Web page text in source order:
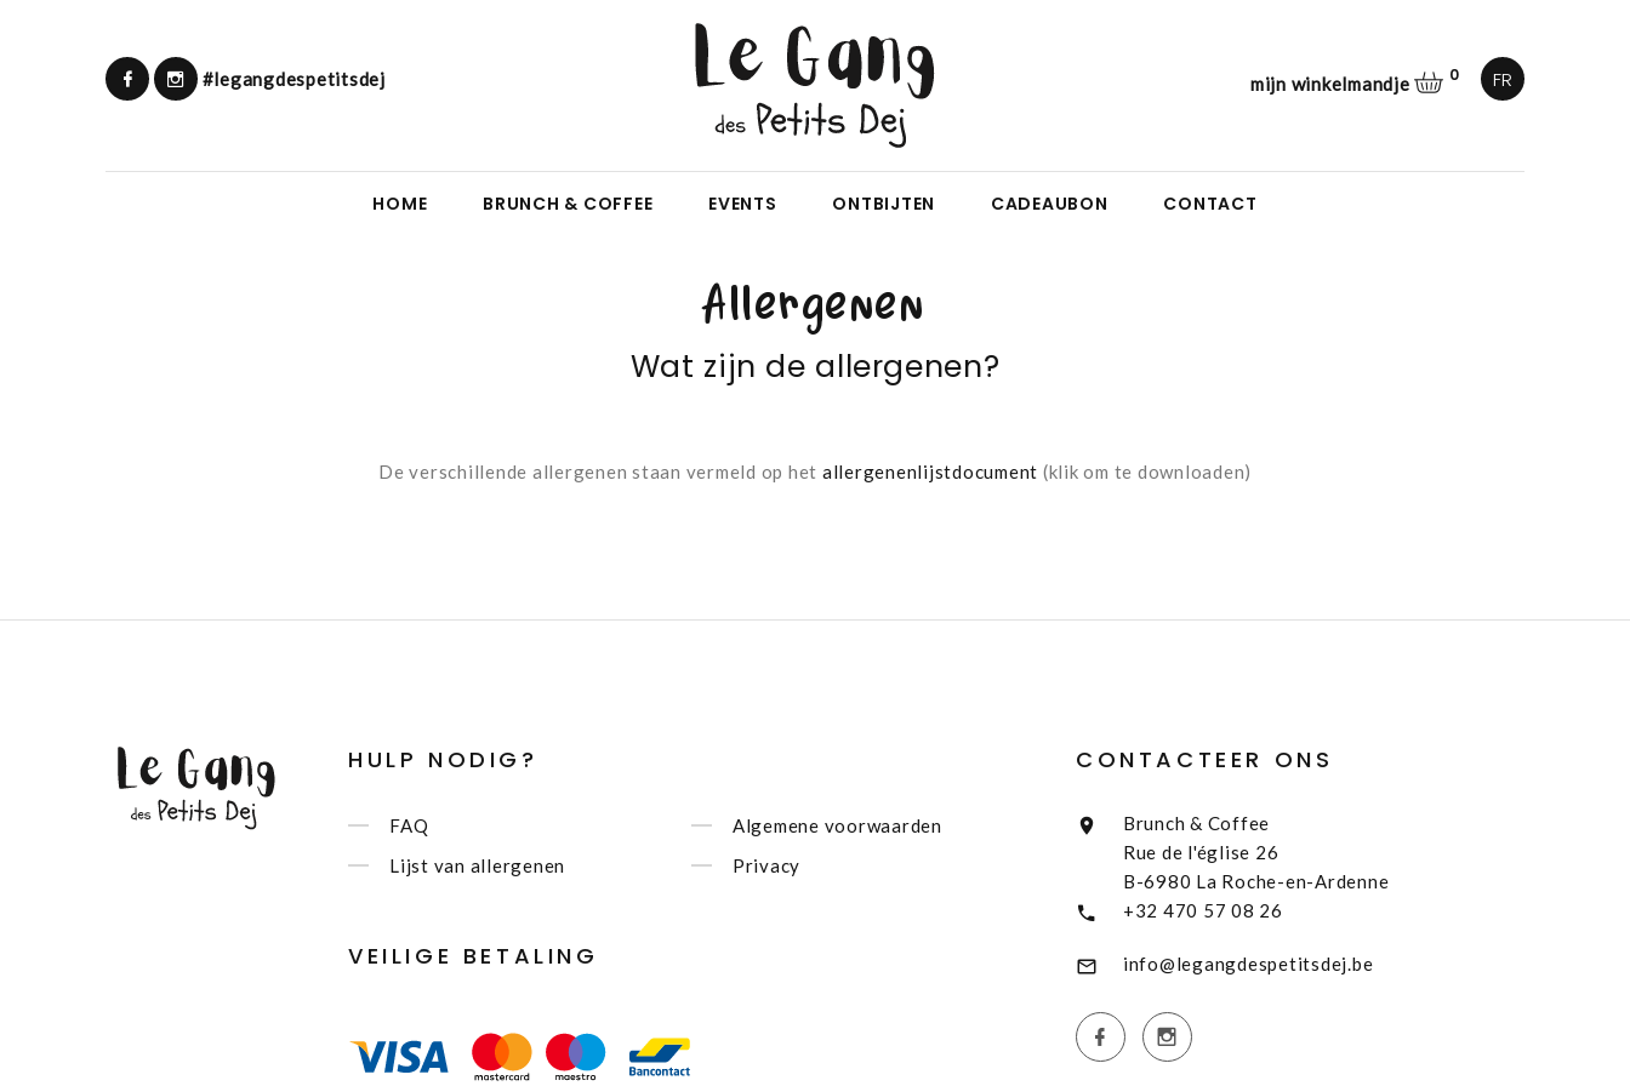
#legangdespetitsdej mijn winkelmandje 0 FR
HOME BRUNCH & COFFEE EVENTS ONTBIJTEN CADEAUBON CONTACT
Allergenen
Wat zijn de allergenen?
De verschillende allergenen staan ​​vermeld op het allergenenlijstdocument (klik om te downloaden)
HULP NODIG?
FAQ
Lijst van allergenen
Algemene voorwaarden
Privacy
VEILIGE BETALING
CONTACTEER ONS
Brunch & Coffee
Rue de l'église 26
B-6980 La Roche-en-Ardenne
+32 470 57 08 26
info@legangdespetitsdej.be